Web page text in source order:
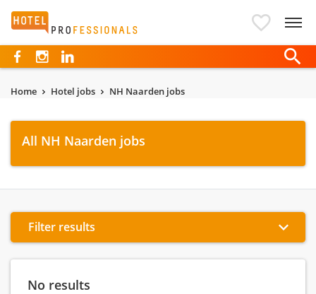
Hotelprofessionals
Home Hotel jobs NH Naarden jobs
All NH Naarden jobs
Filter results
No results